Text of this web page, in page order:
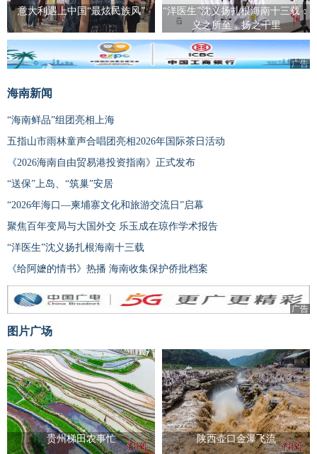
意大利遇上中国“最炫民族风”
“洋医生”沈义扬扎根海南十三载：
义之所至，扬之千里
广告
海南新闻
“海南鲜品”组团亮相上海
五指山市雨林童声合唱团亮相2026年国际茶日活动
《2026海南自由贸易港投资指南》正式发布
“送保”上岛、“筑巢”安居
“2026年海口—柬埔寨文化和旅游交流日”启幕
聚焦百年变局与大国外交 乐玉成在琼作学术报告
“洋医生”沈义扬扎根海南十三载
《给阿嬷的情书》热播 海南收集保护侨批档案
广告
图片广场
贵州梯田农事忙 陕西壶口金瀑飞流